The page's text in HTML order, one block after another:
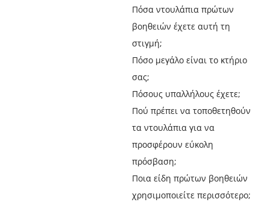
Πόσα ντουλάπια πρώτων
βοηθειών έχετε αυτή τη
στιγμή;
Πόσο μεγάλο είναι το κτήριο
σας;
Πόσους υπαλλήλους έχετε;
Πού πρέπει να τοποθετηθούν
τα ντουλάπια για να
προσφέρουν εύκολη
πρόσβαση;
Ποια είδη πρώτων βοηθειών
χρησιμοποιείτε περισσότερο;